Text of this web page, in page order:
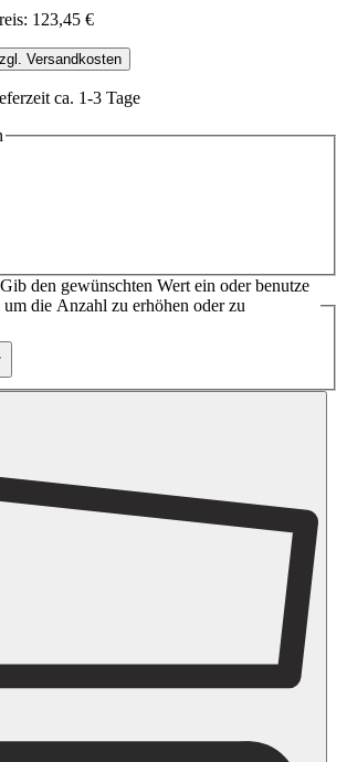
123,45 €
Versandkosten
ca. 1-3 Tage
den gewünschten Wert ein oder benutze
die Anzahl zu erhöhen oder zu